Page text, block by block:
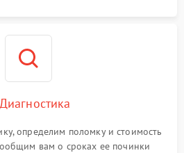
определим поломку и стоимость
вам о сроках ее починки